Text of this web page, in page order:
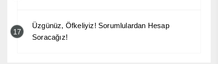
17
Üzgünüz, Öfkeliyiz! Sorumlulardan Hesap
Soracağız!